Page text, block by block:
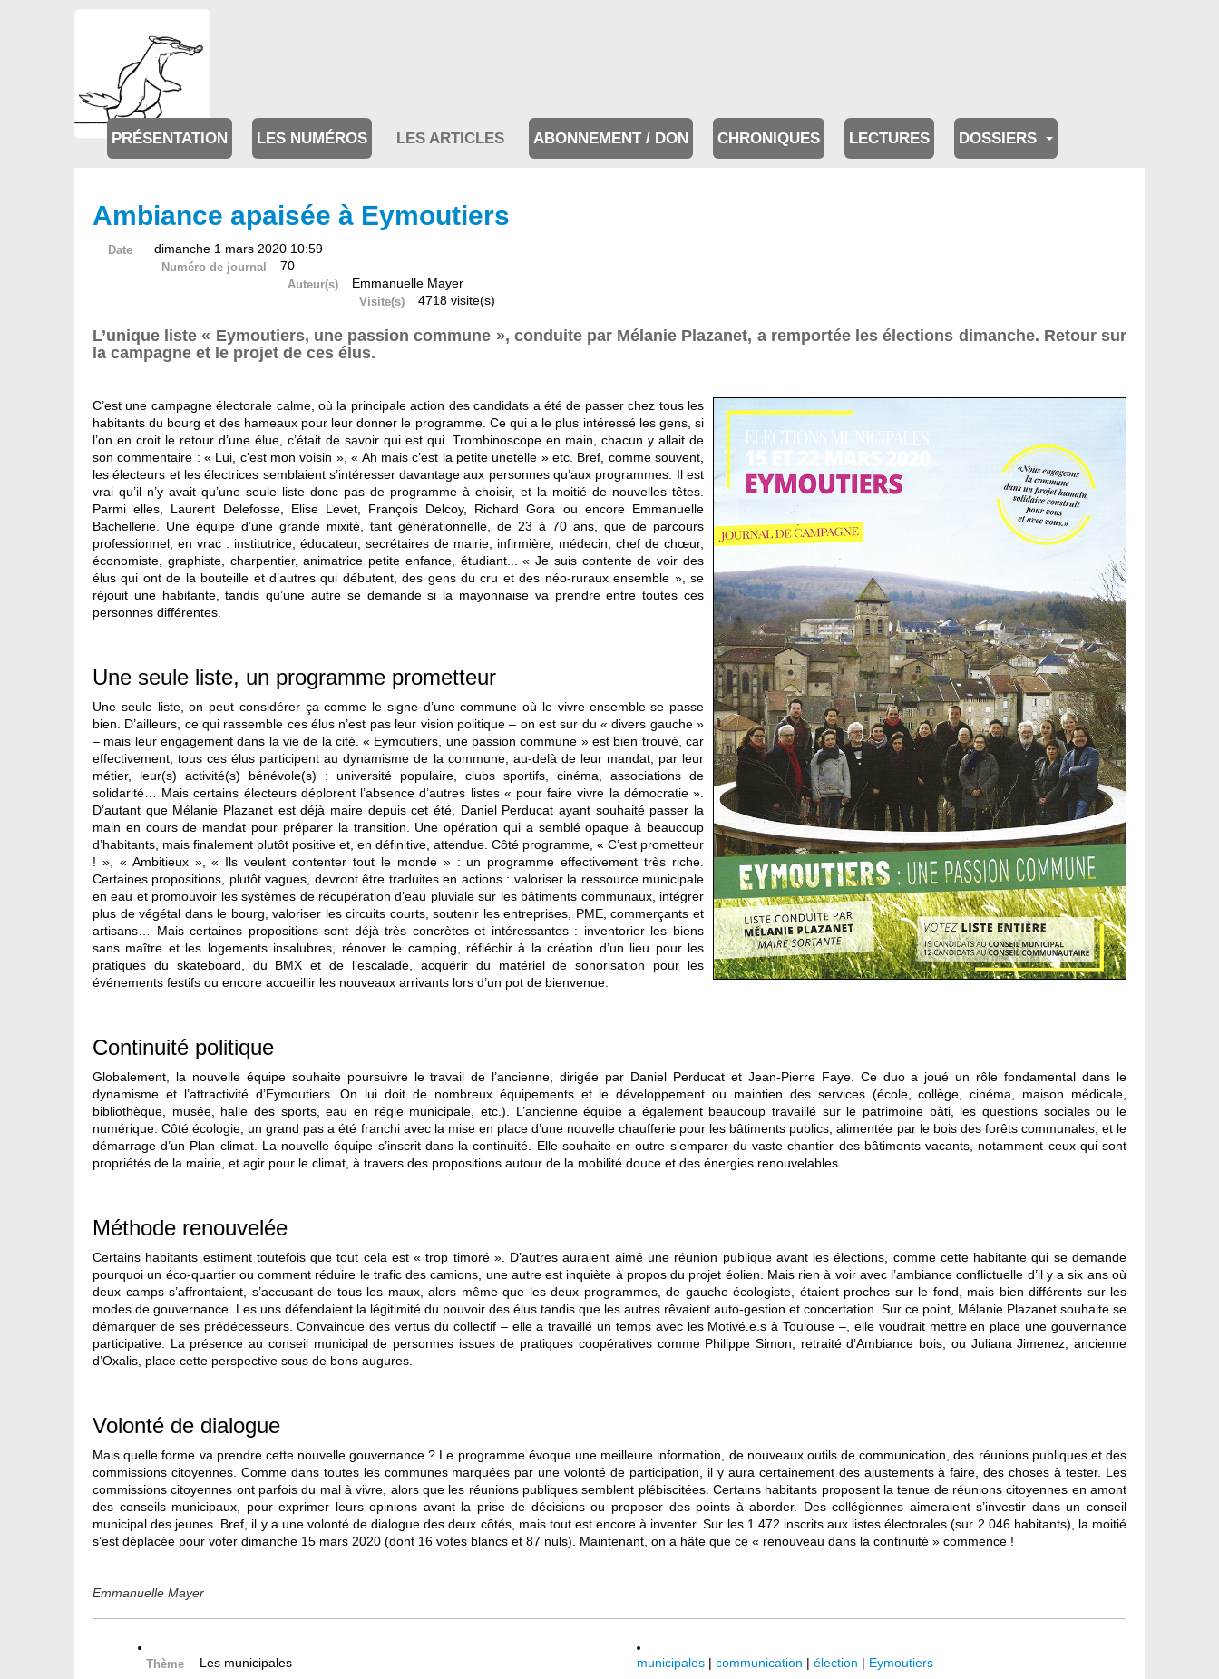
PRÉSENTATION LES NUMÉROS LES ARTICLES ABONNEMENT / DON CHRONIQUES LECTURES DOSSIERS
Ambiance apaisée à Eymoutiers
Date dimanche 1 mars 2020 10:59
Numéro de journal 70
Auteur(s) Emmanuelle Mayer
Visite(s) 4718 visite(s)
L’unique liste « Eymoutiers, une passion commune », conduite par Mélanie Plazanet, a remportée les élections dimanche. Retour sur
la campagne et le projet de ces élus.
C’est une campagne électorale calme, où la principale action des candidats a été de passer chez tous les
habitants du bourg et des hameaux pour leur donner le programme. Ce qui a le plus intéressé les gens, si
l’on en croit le retour d’une élue, c’était de savoir qui est qui. Trombinoscope en main, chacun y allait de
son commentaire : « Lui, c’est mon voisin », « Ah mais c’est la petite unetelle » etc. Bref, comme souvent,
les électeurs et les électrices semblaient s’intéresser davantage aux personnes qu’aux programmes. Il est
vrai qu’il n’y avait qu’une seule liste donc pas de programme à choisir, et la moitié de nouvelles têtes.
Parmi elles, Laurent Delefosse, Elise Levet, François Delcoy, Richard Gora ou encore Emmanuelle
Bachellerie. Une équipe d’une grande mixité, tant générationnelle, de 23 à 70 ans, que de parcours
professionnel, en vrac : institutrice, éducateur, secrétaires de mairie, infirmière, médecin, chef de chœur,
économiste, graphiste, charpentier, animatrice petite enfance, étudiant... « Je suis contente de voir des
élus qui ont de la bouteille et d’autres qui débutent, des gens du cru et des néo-ruraux ensemble », se
réjouit une habitante, tandis qu’une autre se demande si la mayonnaise va prendre entre toutes ces
personnes différentes.
Une seule liste, un programme prometteur
Une seule liste, on peut considérer ça comme le signe d’une commune où le vivre-ensemble se passe
bien. D’ailleurs, ce qui rassemble ces élus n’est pas leur vision politique – on est sur du « divers gauche »
– mais leur engagement dans la vie de la cité. « Eymoutiers, une passion commune » est bien trouvé, car
effectivement, tous ces élus participent au dynamisme de la commune, au-delà de leur mandat, par leur
métier, leur(s) activité(s) bénévole(s) : université populaire, clubs sportifs, cinéma, associations de
solidarité… Mais certains électeurs déplorent l’absence d’autres listes « pour faire vivre la démocratie ».
D’autant que Mélanie Plazanet est déjà maire depuis cet été, Daniel Perducat ayant souhaité passer la
main en cours de mandat pour préparer la transition. Une opération qui a semblé opaque à beaucoup
d’habitants, mais finalement plutôt positive et, en définitive, attendue. Côté programme, « C’est prometteur
! », « Ambitieux », « Ils veulent contenter tout le monde » : un programme effectivement très riche.
Certaines propositions, plutôt vagues, devront être traduites en actions : valoriser la ressource municipale
en eau et promouvoir les systèmes de récupération d’eau pluviale sur les bâtiments communaux, intégrer
plus de végétal dans le bourg, valoriser les circuits courts, soutenir les entreprises, PME, commerçants et
artisans… Mais certaines propositions sont déjà très concrètes et intéressantes : inventorier les biens
sans maître et les logements insalubres, rénover le camping, réfléchir à la création d’un lieu pour les
pratiques du skateboard, du BMX et de l’escalade, acquérir du matériel de sonorisation pour les
événements festifs ou encore accueillir les nouveaux arrivants lors d’un pot de bienvenue.
Continuité politique
Globalement, la nouvelle équipe souhaite poursuivre le travail de l’ancienne, dirigée par Daniel Perducat et Jean-Pierre Faye. Ce duo a joué un rôle fondamental dans le
dynamisme et l’attractivité d’Eymoutiers. On lui doit de nombreux équipements et le développement ou maintien des services (école, collège, cinéma, maison médicale,
bibliothèque, musée, halle des sports, eau en régie municipale, etc.). L’ancienne équipe a également beaucoup travaillé sur le patrimoine bâti, les questions sociales ou le
numérique. Côté écologie, un grand pas a été franchi avec la mise en place d’une nouvelle chaufferie pour les bâtiments publics, alimentée par le bois des forêts communales, et le
démarrage d’un Plan climat. La nouvelle équipe s’inscrit dans la continuité. Elle souhaite en outre s’emparer du vaste chantier des bâtiments vacants, notamment ceux qui sont
propriétés de la mairie, et agir pour le climat, à travers des propositions autour de la mobilité douce et des énergies renouvelables.
Méthode renouvelée
Certains habitants estiment toutefois que tout cela est « trop timoré ». D’autres auraient aimé une réunion publique avant les élections, comme cette habitante qui se demande
pourquoi un éco-quartier ou comment réduire le trafic des camions, une autre est inquiète à propos du projet éolien. Mais rien à voir avec l’ambiance conflictuelle d’il y a six ans où
deux camps s’affrontaient, s’accusant de tous les maux, alors même que les deux programmes, de gauche écologiste, étaient proches sur le fond, mais bien différents sur les
modes de gouvernance. Les uns défendaient la légitimité du pouvoir des élus tandis que les autres rêvaient auto-gestion et concertation. Sur ce point, Mélanie Plazanet souhaite se
démarquer de ses prédécesseurs. Convaincue des vertus du collectif – elle a travaillé un temps avec les Motivé.e.s à Toulouse –, elle voudrait mettre en place une gouvernance
participative. La présence au conseil municipal de personnes issues de pratiques coopératives comme Philippe Simon, retraité d’Ambiance bois, ou Juliana Jimenez, ancienne
d’Oxalis, place cette perspective sous de bons augures.
Volonté de dialogue
Mais quelle forme va prendre cette nouvelle gouvernance ? Le programme évoque une meilleure information, de nouveaux outils de communication, des réunions publiques et des
commissions citoyennes. Comme dans toutes les communes marquées par une volonté de participation, il y aura certainement des ajustements à faire, des choses à tester. Les
commissions citoyennes ont parfois du mal à vivre, alors que les réunions publiques semblent plébiscitées. Certains habitants proposent la tenue de réunions citoyennes en amont
des conseils municipaux, pour exprimer leurs opinions avant la prise de décisions ou proposer des points à aborder. Des collégiennes aimeraient s’investir dans un conseil
municipal des jeunes. Bref, il y a une volonté de dialogue des deux côtés, mais tout est encore à inventer. Sur les 1 472 inscrits aux listes électorales (sur 2 046 habitants), la moitié
s’est déplacée pour voter dimanche 15 mars 2020 (dont 16 votes blancs et 87 nuls). Maintenant, on a hâte que ce « renouveau dans la continuité » commence !
Emmanuelle Mayer
Thème Les municipales municipales | communication | élection | Eymoutiers